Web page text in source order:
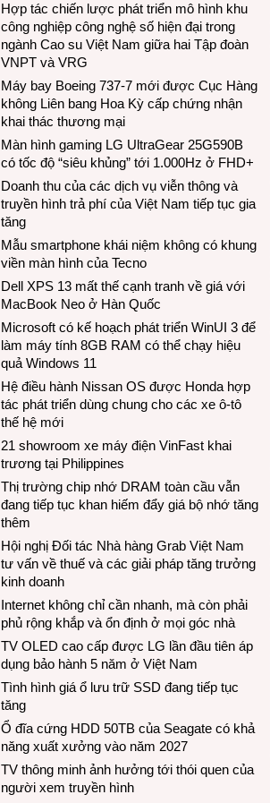
Hợp tác chiến lược phát triển mô hình khu
công nghiệp công nghệ số hiện đại trong
ngành Cao su Việt Nam giữa hai Tập đoàn
VNPT và VRG
Máy bay Boeing 737-7 mới được Cục Hàng
không Liên bang Hoa Kỳ cấp chứng nhận
khai thác thương mại
Màn hình gaming LG UltraGear 25G590B
có tốc độ “siêu khủng” tới 1.000Hz ở FHD+
Doanh thu của các dịch vụ viễn thông và
truyền hình trả phí của Việt Nam tiếp tục gia
tăng
Mẫu smartphone khái niệm không có khung
viền màn hình của Tecno
Dell XPS 13 mất thế cạnh tranh về giá với
MacBook Neo ở Hàn Quốc
Microsoft có kế hoạch phát triển WinUI 3 để
làm máy tính 8GB RAM có thể chạy hiệu
quả Windows 11
Hệ điều hành Nissan OS được Honda hợp
tác phát triển dùng chung cho các xe ô-tô
thế hệ mới
21 showroom xe máy điện VinFast khai
trương tại Philippines
Thị trường chip nhớ DRAM toàn cầu vẫn
đang tiếp tục khan hiếm đẩy giá bộ nhớ tăng
thêm
Hội nghị Đối tác Nhà hàng Grab Việt Nam
tư vấn về thuế và các giải pháp tăng trưởng
kinh doanh
Internet không chỉ cần nhanh, mà còn phải
phủ rộng khắp và ổn định ở mọi góc nhà
TV OLED cao cấp được LG lần đầu tiên áp
dụng bảo hành 5 năm ở Việt Nam
Tình hình giá ổ lưu trữ SSD đang tiếp tục
tăng
Ổ đĩa cứng HDD 50TB của Seagate có khả
năng xuất xưởng vào năm 2027
TV thông minh ảnh hưởng tới thói quen của
người xem truyền hình